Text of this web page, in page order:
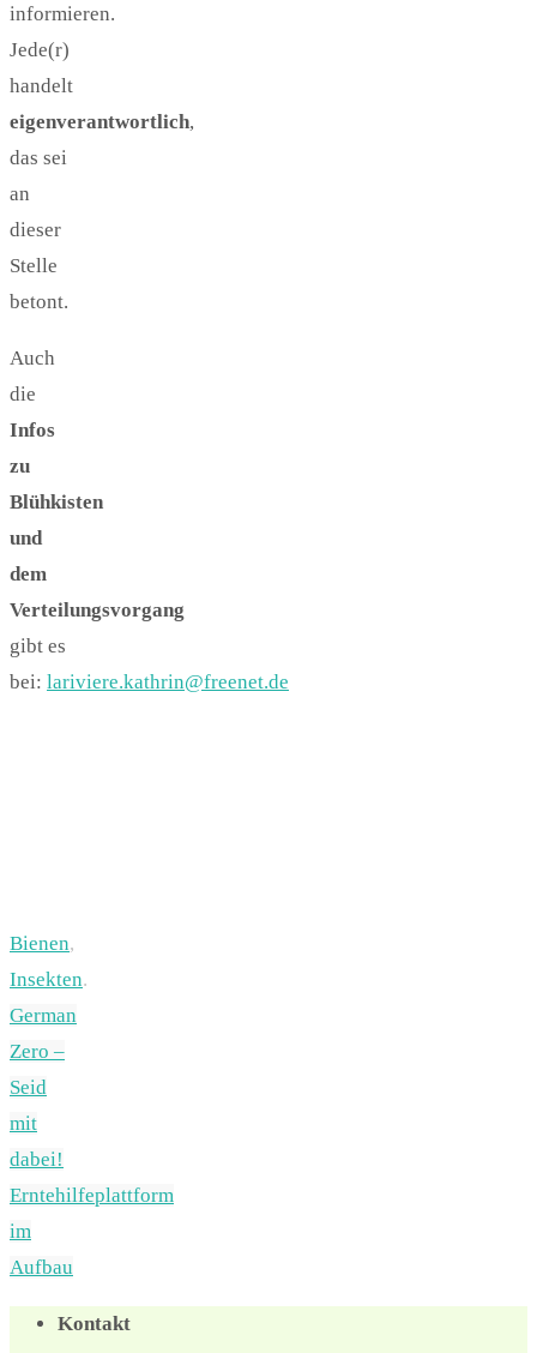
informieren.
Jede(r)
handelt
eigenverantwortlich,
das sei
an
dieser
Stelle
betont.
Auch
die
Infos
zu
Blühkisten
und
dem
Verteilungsvorgang
gibt es
bei: lariviere.kathrin@freenet.de
Bienen,
Insekten.
German
Zero –
Seid
mit
dabei!
Erntehilfeplattform
im
Aufbau
Kontakt